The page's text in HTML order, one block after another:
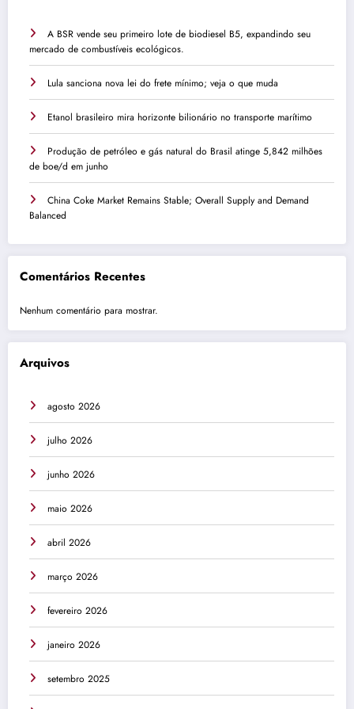
A BSR vende seu primeiro lote de biodiesel B5, expandindo seu
mercado de combustíveis ecológicos.
Lula sanciona nova lei do frete mínimo; veja o que muda
Etanol brasileiro mira horizonte bilionário no transporte marítimo
Produção de petróleo e gás natural do Brasil atinge 5,842 milhões
de boe/d em junho
China Coke Market Remains Stable; Overall Supply and Demand
Balanced
Comentários Recentes
Nenhum comentário para mostrar.
Arquivos
agosto 2026
julho 2026
junho 2026
maio 2026
abril 2026
março 2026
fevereiro 2026
janeiro 2026
setembro 2025